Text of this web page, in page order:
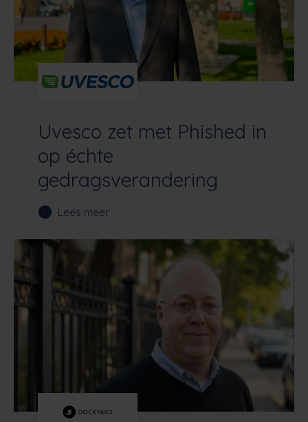
Uvesco zet met Phished in
op échte
gedragsverandering
Lees meer